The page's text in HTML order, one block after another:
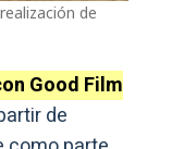
de
Good Film
de